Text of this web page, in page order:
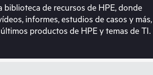
momentos, tu
biblioteca de recursos de HPE, donde
informes, estudios de casos y más,
productos de HPE y temas de TI.